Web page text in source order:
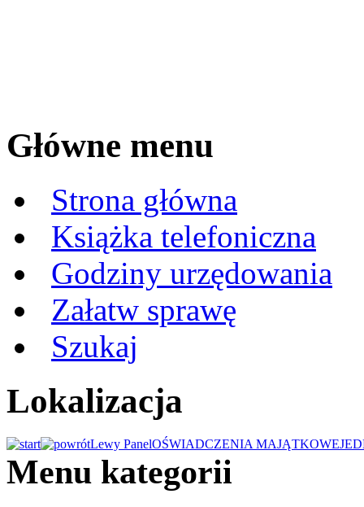
Główne menu
Strona główna
Książka telefoniczna
Godziny urzędowania
Załatw sprawę
Szukaj
Lokalizacja
Lewy PanelOŚWIADCZENIA MAJĄTKOWE
Menu kategorii